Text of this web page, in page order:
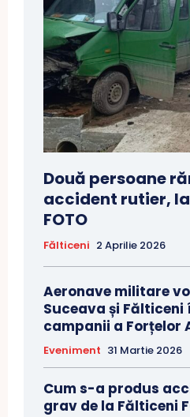
Două persoane
accident rutier,
FOTO
Fălticeni 2 Aprilie 2026
Aeronave militare
Suceava și
campanii a Forțelor
Eveniment 31 Martie 2026
Cum s-a produs
grav de la Fălticeni